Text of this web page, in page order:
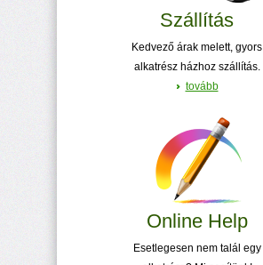
Szállítás
Kedvező árak melett, gyors
alkatrész házhoz szállítás.
tovább
Online Help
Esetlegesen nem talál egy